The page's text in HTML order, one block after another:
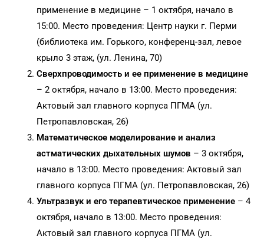
применение в медицине – 1 октября, начало в
15:00. Место проведения: Центр науки г. Перми
(библиотека им. Горького, конференц-зал, левое
крыло 3 этаж, (ул. Ленина, 70)
Сверхпроводимость и ее применение в медицине
– 2 октября, начало в 13:00. Место проведения:
Актовый зал главного корпуса ПГМА (ул.
Петропавловская, 26)
Математическое моделирование и анализ
астматических дыхательных шумов – 3 октября,
начало в 13:00. Место проведения: Актовый зал
главного корпуса ПГМА (ул. Петропавловская, 26)
Ультразвук и его терапевтическое применение – 4
октября, начало в 13:00. Место проведения:
Актовый зал главного корпуса ПГМА (ул.